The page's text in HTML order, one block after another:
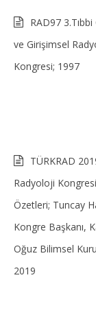
RAD97
ve Girişimsel
Kongresi; 1997
TÜRKRAD
Radyoloji
Özetleri; Tuncay
Kongre Başkanı,
Oğuz Bilimsel
2019